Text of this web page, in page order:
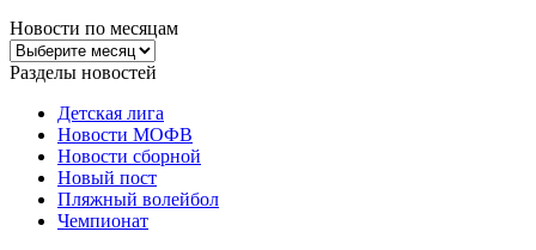
Новости по месяцам
Новости
по
Разделы новостей
Детская лига
Новости МОФВ
Новости сборной
Новый пост
Пляжный волейбол
Чемпионат